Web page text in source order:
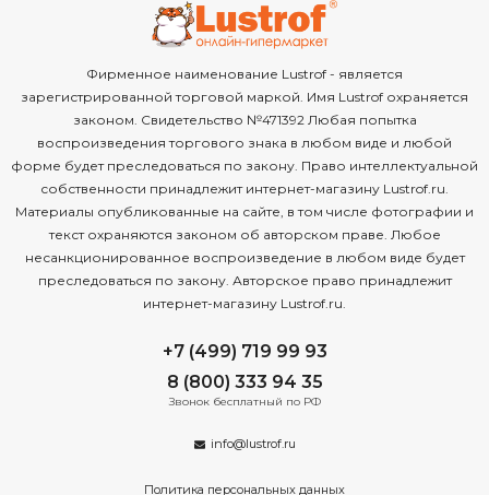
Фирменное наименование Lustrof - является
зарегистрированной торговой маркой. Имя Lustrof охраняется
законом. Свидетельство №471392 Любая попытка
воспроизведения торгового знака в любом виде и любой
форме будет преследоваться по закону. Право интеллектуальной
собственности принадлежит интернет-магазину Lustrof.ru.
Материалы опубликованные на сайте, в том числе фотографии и
текст охраняются законом об авторском праве. Любое
несанкционированное воспроизведение в любом виде будет
преследоваться по закону. Авторское право принадлежит
интернет-магазину Lustrof.ru.
+7 (499) 719 99 93
8 (800) 333 94 35
Звонок бесплатный по РФ
info@lustrof.ru
Политика персональных данных